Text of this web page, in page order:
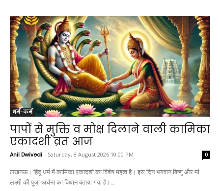
धर्म-कर्म
पापों से मुक्ति व मोक्ष दिलाने वाली कामिका
एकादशी व्रत आज
Anil Dwivedi - Saturday, 8 August 2026 10:00 PM 0
लखनऊ। हिंदू धर्म में कामिका एकादशी का विशेष महत्व है। इस दिन भगवान विष्णु और मां
लक्ष्मी की पूजा-अर्चना का विधान बताया गया है।...